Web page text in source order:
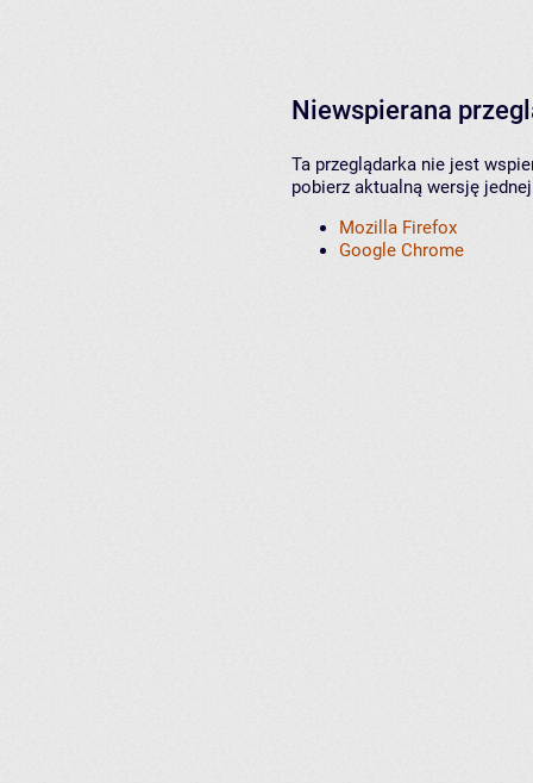
Niewspierana
Ta przeglądarka nie jest
pobierz aktualną wersję
Mozilla Firefox
Google Chrome